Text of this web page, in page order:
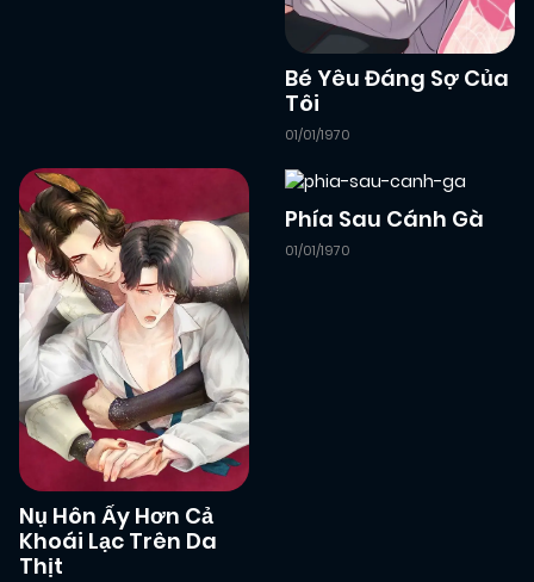
Bé Yêu Đáng Sợ Của
Tôi
01/01/1970
Nụ Hôn Ấy Hơn Cả
Khoái Lạc Trên Da
Thịt
Phía Sau Cánh Gà
01/01/1970